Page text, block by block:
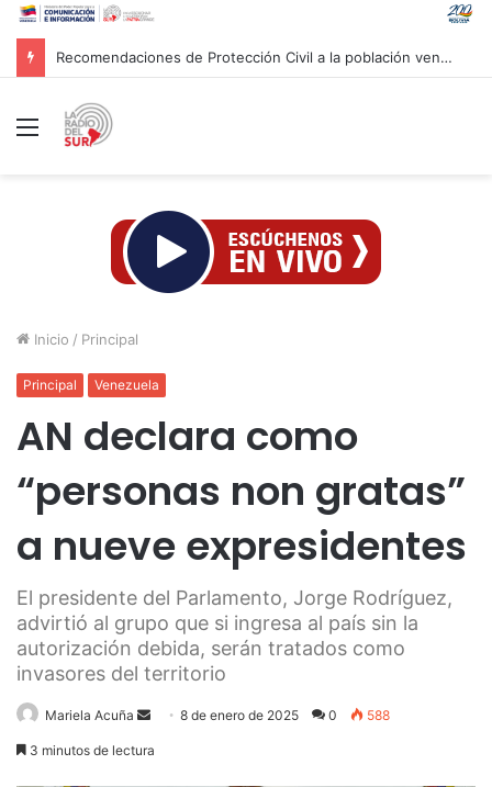
Recomendaciones de Protección Civil a la población venezolana ante fenómeno climatológico «El Niño»
Menú
Inicio / Principal
Principal Venezuela
AN declara como
“personas non gratas”
a nueve expresidentes
El presidente del Parlamento, Jorge Rodríguez,
advirtió al grupo que si ingresa al país sin la
autorización debida, serán tratados como
invasores del territorio
Mariela Acuña
Send8 de enero de 2025 0 588
3 minutos de lectura